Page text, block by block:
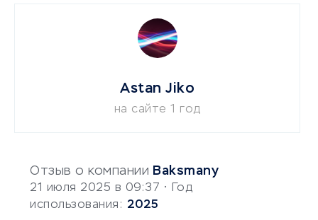
Отзыв о компании Baksmany
21 июля 2025 в 09:37 • Год
использования: 2025
Astan Jiko
на сайте 1 год